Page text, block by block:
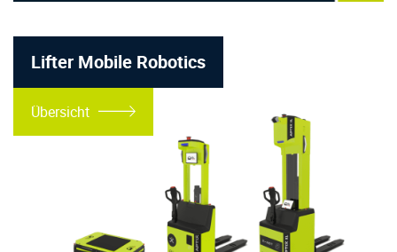
Lifter Mobile Robotics
Übersicht